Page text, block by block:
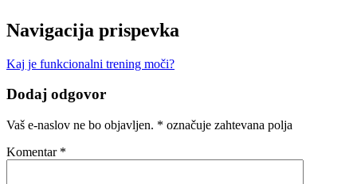
Navigacija prispevka
Kaj je funkcionalni trening moči?
Dodaj odgovor
Vaš e-naslov ne bo objavljen. * označuje zahtevana polja
Komentar *